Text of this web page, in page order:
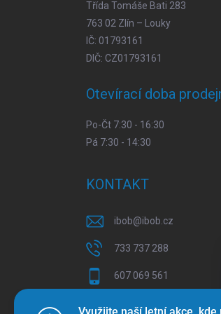
Třída Tomáše Bati 283
763 02 Zlín – Louky
IČ: 01793161
DIČ: CZ01793161
Otevírací doba
Po-Čt 7:30 - 16:30
Pá 7:30 - 14:30
KONTAKT
ibob@ibob.cz
733 737 288
607 069 561